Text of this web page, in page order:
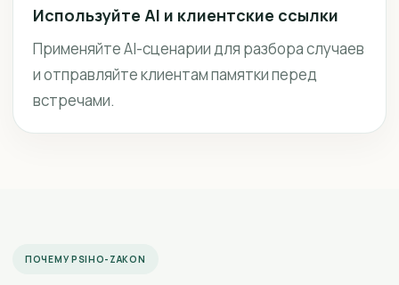
Используйте AI и клиентские ссылки
Применяйте AI-сценарии для разбора случаев
и отправляйте клиентам памятки перед
встречами.
ПОЧЕМУ PSIHO-ZAKON